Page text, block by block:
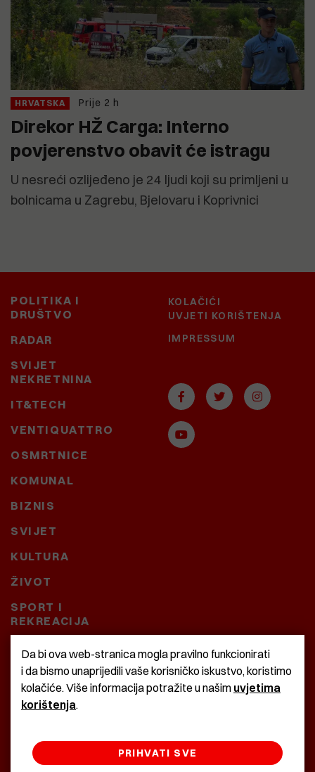
HRVATSKA Prije 2 h
Direkor HŽ Carga: Interno
povjerenstvo obavit će istragu
U nesreći ozlijeđeno je 24 ljudi koji su primljeni u
bolnicama u Zagrebu, Bjelovaru i Koprivnici
POLITIKA I
DRUŠTVO
RADAR
SVIJET
NEKRETNINA
IT&TECH
VENTIQUATTRO
OSMRTNICE
KOMUNAL
BIZNIS
SVIJET
KULTURA
ŽIVOT
SPORT I
REKREACIJA
CRNA KRONIKA
BAŠTARDINI I PRAVI
KRASNA ZEMLJA
KOLAČIĆI
UVJETI KORIŠTENJA
IMPRESSUM
Da bi ova web-stranica mogla pravilno funkcionirati
i da bismo unaprijedili vaše korisničko iskustvo, koristimo
kolačiće. Više informacija potražite u našim uvjetima
korištenja.
PRIHVATI SVE